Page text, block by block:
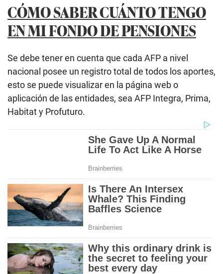
CÓMO SABER CUÁNTO TENGO
EN MI FONDO DE PENSIONES
Se debe tener en cuenta que cada AFP a nivel
nacional posee un registro total de todos los aportes,
esto se puede visualizar en la página web o
aplicación de las entidades, sea AFP Integra, Prima,
Habitat y Profuturo.